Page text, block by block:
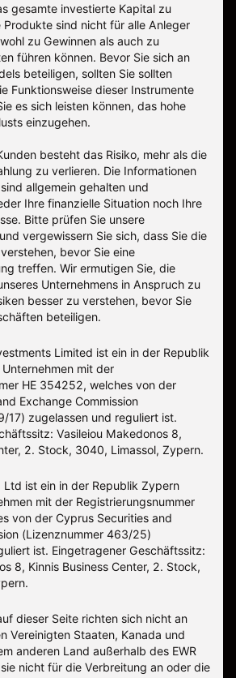
gesamte investierte Kapital zu
Produkte sind nicht für alle Anleger
zu Gewinnen als auch zu
führen können. Bevor Sie sich an
beteiligen, sollten Sie sollten
Funktionsweise dieser Instrumente
es sich leisten können, das hohe
einzugehen.
besteht das Risiko, mehr als die
zu verlieren. Die Informationen
allgemein gehalten und
Ihre finanzielle Situation noch Ihre
Bitte prüfen Sie unsere
vergewissern Sie sich, dass Sie die
bevor Sie eine
treffen. Wir ermutigen Sie, die
Unternehmens in Anspruch zu
besser zu verstehen, bevor Sie
beteiligen.
Limited ist ein in der Republik
mit der
HE 354252, welches von der
Exchange Commission
17) zugelassen und reguliert ist.
Vasileiou Makedonos 8,
2. Stock, 3040, Limassol, Zypern.
Ltd ist ein in der Republik Zypern
mit der Registrierungsnummer
von der Cyprus Securities and
(Lizenznummer 463/25)
ist. Eingetragener Geschäftssitz:
8, Kinnis Business Center, 2. Stock,
dieser Seite richten sich nicht an
Vereinigten Staaten, Kanada und
anderen Land außerhalb des EWR
nicht für die Verbreitung an oder die